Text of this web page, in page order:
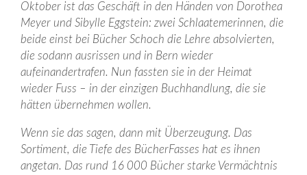
Oktober ist das Geschäft in den Händen von Dorothea
Meyer und Sibylle Eggstein: zwei Schlaatemerinnen, die
beide einst bei Bücher Schoch die Lehre absolvierten,
die sodann ausrissen und in Bern wieder
aufeinandertrafen. Nun fassten sie in der Heimat
wieder Fuss – in der einzigen Buchhandlung, die sie
hätten übernehmen wollen.
Wenn sie das sagen, dann mit Überzeugung. Das
Sortiment, die Tiefe des BücherFasses hat es ihnen
angetan. Das rund 16 000 Bücher starke Vermächtnis